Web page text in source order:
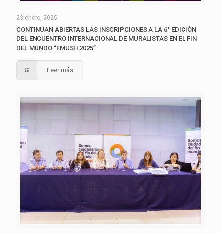
23 enero, 2025
CONTINÚAN ABIERTAS LAS INSCRIPCIONES A LA 6° EDICIÓN
DEL ENCUENTRO INTERNACIONAL DE MURALISTAS EN EL FIN
DEL MUNDO “EMUSH 2025”
Leer más